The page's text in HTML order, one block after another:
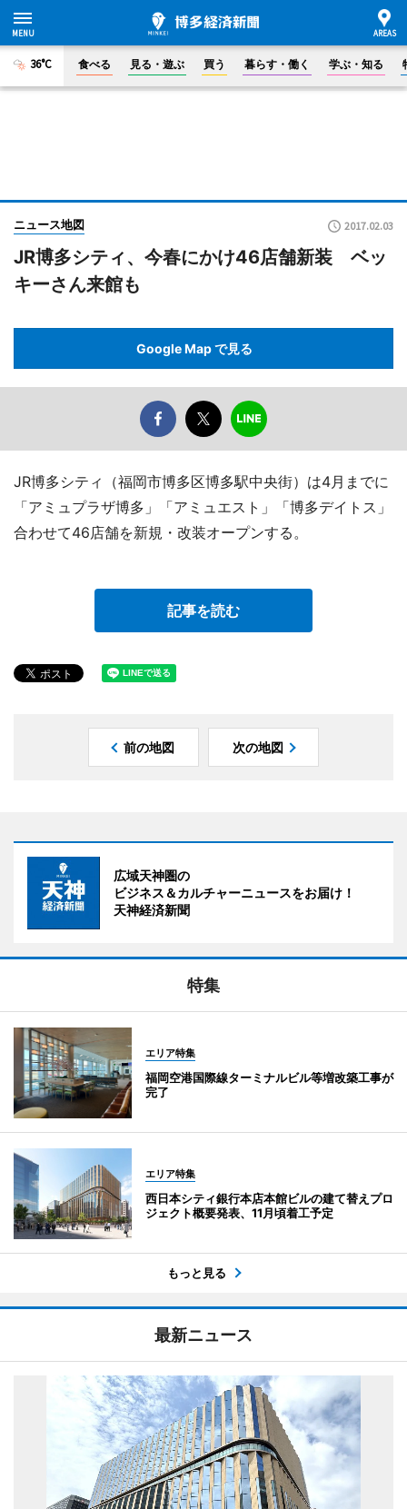
36°C 食べる 見る・遊ぶ 買う 暮らす・働く 学ぶ・知る
ニュース地図 2017.02.03
JR博多シティ、今春にかけ46店舗新装 ベッ
キーさん来館も
Google Map で見る
JR博多シティ（福岡市博多区博多駅中央街）は4月までに
「アミュプラザ博多」「アミュエスト」「博多デイトス」
合わせて46店舗を新規・改装オープンする。
記事を読む
前の地図 次の地図
広域天神圏の
ビジネス＆カルチャーニュースをお届け！
天神経済新聞
特集
エリア特集
福岡空港国際線ターミナルビル等増改築工事が
完了
エリア特集
西日本シティ銀行本店本館ビルの建て替えプロ
ジェクト概要発表、11月頃着工予定
もっと見る
最新ニュース